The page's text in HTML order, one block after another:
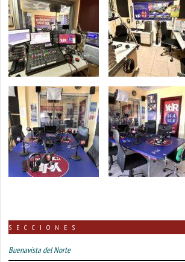
SECCIONES
Buenavista del Norte